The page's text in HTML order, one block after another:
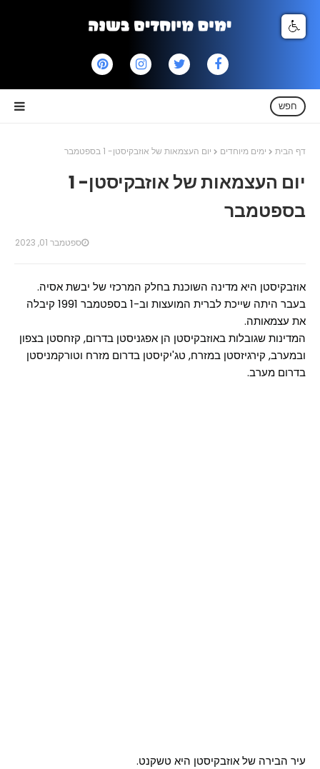
חפש
דף הבית ימים מיוחדים יום העצמאות של אוזבקיסטן- 1 בספטמבר
יום העצמאות של אוזבקיסטן- 1
בספטמבר
ספטמבר 01, 2023
אוזבקיסטן היא מדינה השוכנת בחלק המרכזי של יבשת אסיה.
בעבר היתה שייכת לברית המועצות וב-1 בספטמבר 1991 קיבלה
את עצמאותה.
המדינות שגובלות באוזבקיסטן הן אפגניסטן בדרום, קזחסטן בצפון
ובמערב, קירגיזסטן במזרח, טג'יקיסטן בדרום מזרח וטורקמניסטן
בדרום מערב.
עיר הבירה של אוזבקיסטן היא טשקנט.